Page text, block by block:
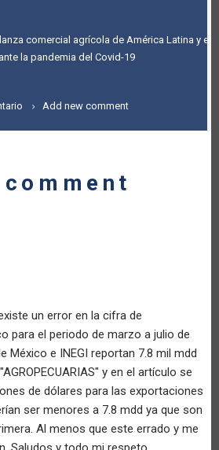
comercial agrícola de América Latina y el
la pandemia del Covid-19
Add new comment
un error en la cifra de
para el periodo de marzo a julio de
México e INEGI reportan 7.8 mil mdd
y en el artículo se
de dólares para las exportaciones
ser menores a 7.8 mdd ya que son
Al menos que este errado y me